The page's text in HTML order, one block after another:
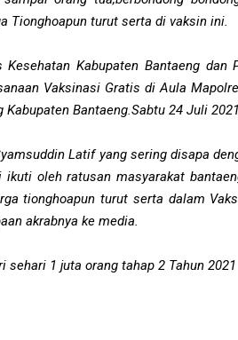
Tionghoapun turut serta di vaksin ini.
Kabupaten Bantaeng dan
Vaksinasi Gratis di Aula
Bantaeng.Sabtu 24 Juli
Latif yang sering disapa
oleh ratusan masyarakat
tionghoapun turut serta dalam
akrabnya ke media.
sehari 1 juta orang tahap 2 Tahun 2021